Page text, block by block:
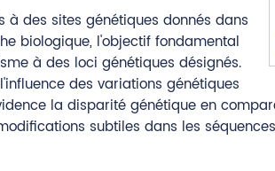
des sites génétiques donnés dans
biologique, l'objectif fondamental
à des loci génétiques désignés.
des variations génétiques
la disparité génétique en
subtiles dans les